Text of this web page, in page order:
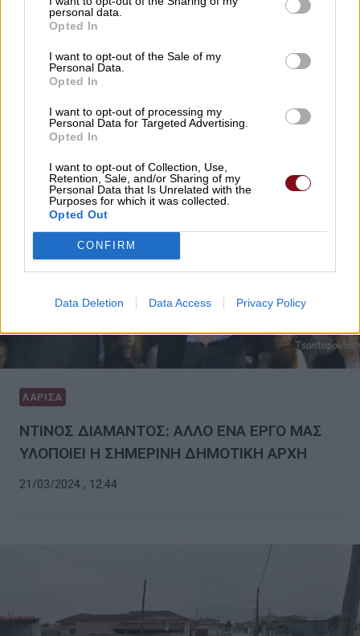
personal data.
Opted In
I want to opt-out of the Sale of my
Personal Data.
Opted In
I want to opt-out of processing my
Personal Data for Targeted Advertising.
Opted In
I want to opt-out of Collection, Use,
Retention, Sale, and/or Sharing of my
Personal Data that Is Unrelated with the
Purposes for which it was collected.
Opted Out
CONFIRM
Data Deletion Data Access Privacy Policy
ΑΝΑΒΑΘΜΙΖΟΝΤΑΙ ΛΕΙΤΟΥΡΓΙΚΑ ΚΑΙ
ΑΙΣΘΗΤΙΚΑ ΤΑ ΚΕΠ ΤΟΥ ΔΗΜΟΥ ΕΛΑΣΣΟΝΑΣ
03/04/2024 , 16:45
ΛΑΡΙΣΑ
ΝΤΙΝΟΣ ΔΙΑΜΑΝΤΟΣ: ΑΛΛΟ ΕΝΑ ΕΡΓΟ ΜΑΣ
ΥΛΟΠΟΙΕΙ Η ΣΗΜΕΡΙΝΗ ΔΗΜΟΤΙΚΗ ΑΡΧΗ
21/03/2024 , 12:44